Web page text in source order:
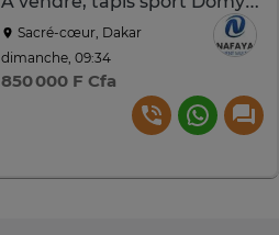
Sacré-cœur, Dakar
dimanche, 09:34
850 000 F Cfa